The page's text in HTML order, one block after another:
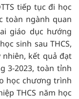
tiếp tục đi học
toàn ngành quan
giáo dục hướng
sinh sau THCS,
nhiên, kết quả đạt
3-2023, toàn tỉnh
học chương trình
THCS năm học